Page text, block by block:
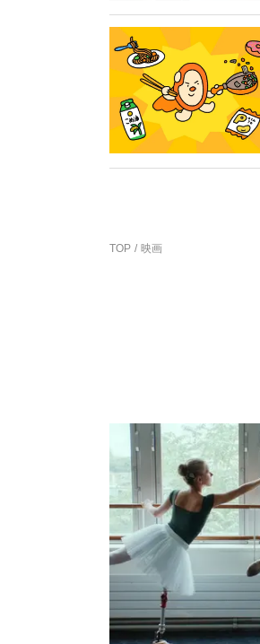
TOP 映画